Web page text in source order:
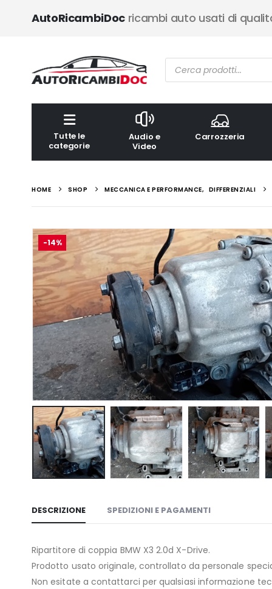
AutoRicambiDocricambi auto usati di
Ricerca
prodotti
Tutte le
categorie
Audio e
Video
Carrozzeria
HOME SHOP MECCANICA E PERFORMANCE, DIFFERENZIALI
-14%
DESCRIZIONE SPEDIZIONI E PAGAMENTI
Ripartitore di coppia BMW X3 2.0d X-Drive.
Prodotto usato originale, controllato da personale
Non esitate a contattarci per qualsiasi informazione